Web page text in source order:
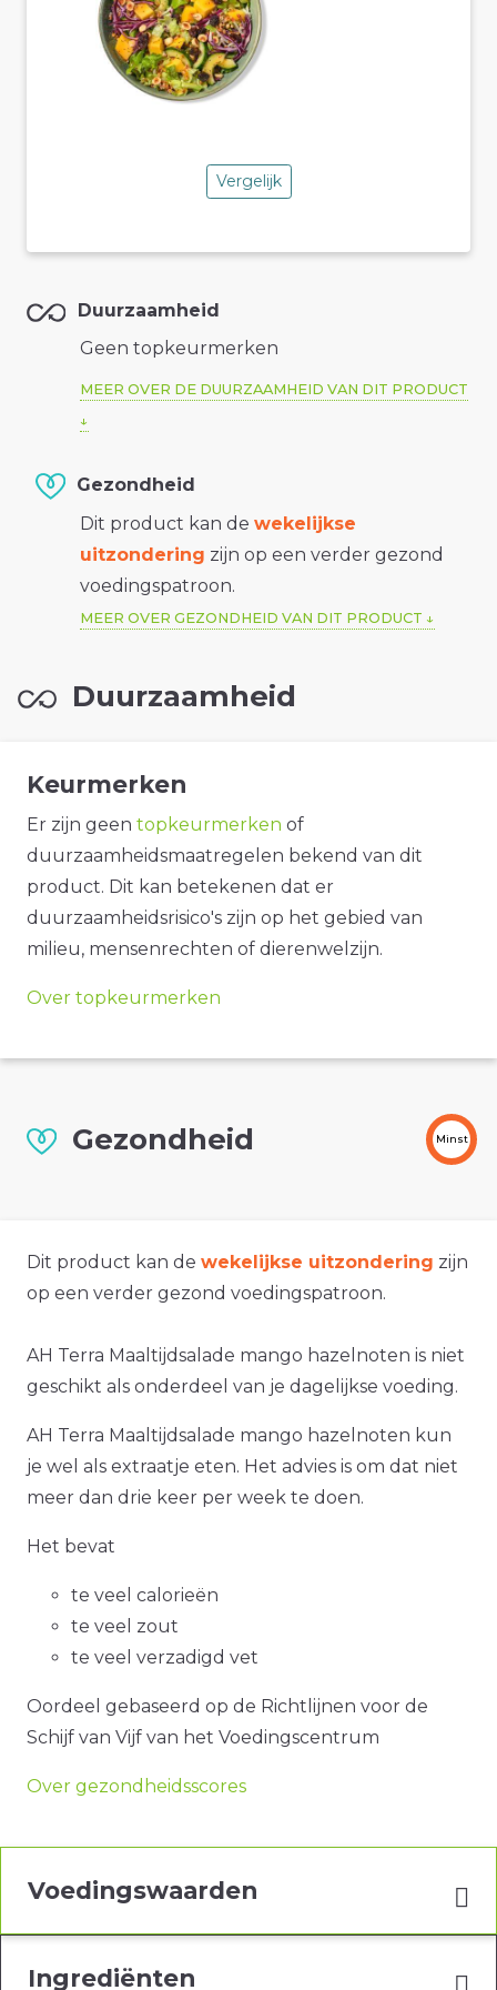
Vergelijk
Duurzaamheid
Geen topkeurmerken
MEER OVER DE DUURZAAMHEID VAN DIT PRODUCT
Gezondheid
Dit product kan de wekelijkse
uitzondering zijn op een verder gezond
voedingspatroon.
MEER OVER GEZONDHEID VAN DIT PRODUCT
Duurzaamheid
Keurmerken
Er zijn geen topkeurmerken of
duurzaamheidsmaatregelen bekend van dit
product. Dit kan betekenen dat er
duurzaamheidsrisico's zijn op het gebied van
milieu, mensenrechten of dierenwelzijn.
Over topkeurmerken
Gezondheid Minst
Dit product kan de wekelijkse uitzondering zijn
op een verder gezond voedingspatroon.
AH Terra Maaltijdsalade mango hazelnoten is niet
geschikt als onderdeel van je dagelijkse voeding.
AH Terra Maaltijdsalade mango hazelnoten kun
je wel als extraatje eten. Het advies is om dat niet
meer dan drie keer per week te doen.
Het bevat
te veel calorieën
te veel zout
te veel verzadigd vet
Oordeel gebaseerd op de Richtlijnen voor de
Schijf van Vijf van het Voedingscentrum
Over gezondheidsscores
Voedingswaarden
Ingrediënten